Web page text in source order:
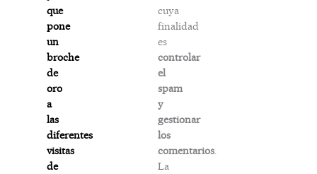
que
pone
un
broche
de
oro
a
las
diferentes
visitas
de
cuya
finalidad
es
controlar
el
spam
y
gestionar
los
comentarios
La